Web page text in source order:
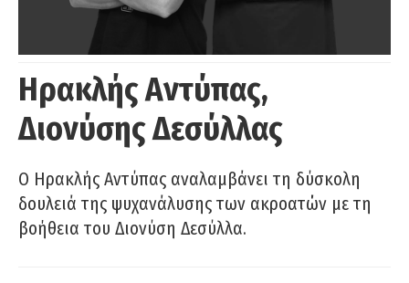
Ηρακλής Αντύπας,
Διονύσης Δεσύλλας
Ο Ηρακλής Αντύπας αναλαμβάνει τη δύσκολη
δουλειά της ψυχανάλυσης των ακροατών με τη
βοήθεια του Διονύση Δεσύλλα.